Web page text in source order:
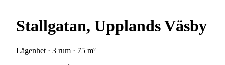
Stallgatan, Upplands Väsby
Lägenhet · 3 rum · 75 m²